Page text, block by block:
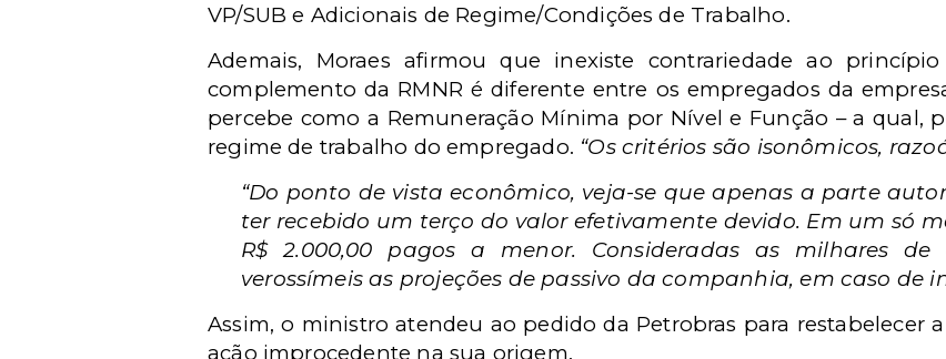
VP/SUB e Adicionais de Regime/Condições de Trabalho.
Ademais, Moraes afirmou que inexiste contrariedade ao
complemento da RMNR é diferente entre os empregados da
percebe como a Remuneração Mínima por Nível e Função – a qual,
regime de trabalho do empregado. “Os critérios são isonômicos,
“Do ponto de vista econômico, veja-se que apenas a parte
ter recebido um terço do valor efetivamente devido. Em um só
R$ 2.000,00 pagos a menor. Consideradas as milhares de
verossímeis as projeções de passivo da companhia, em caso de
Assim, o ministro atendeu ao pedido da Petrobras para restabelecer
ação improcedente na sua origem.